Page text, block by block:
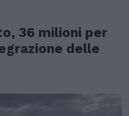
36 milioni per
delle